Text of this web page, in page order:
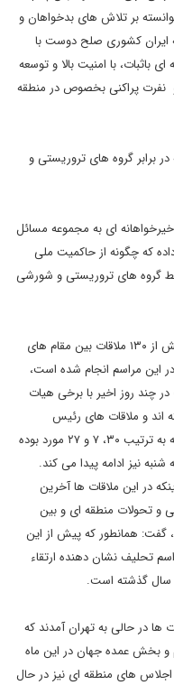
بر تلاش های بدخواهان و
ایران کشوری صلح دوست با
با امنیت بالا و توسعه
نفرت پراکنی بخصوص در منطقه
برابر گروه های تروریستی و
ای به مجموعه مسائل
که چگونه از حاکمیت ملی
گروه های تروریستی و شورشی
وی با بیان اینکه تاکنون در طی این چند روز بیش از ۱۳۰ ملاقات بین مقام های
این مراسم انجام شده است،
رئیس جمهور حدود ۲۳ ملاقات در چند روز اخیر با برخی هیات
اند و ملاقات های رئیس
مجلس، معاون اول رئیس جمهور و وزیر خارجه به ترتیب ۳۰، ۷ و ۲۷ مورد بوده
نیز ادامه پیدا می کند.
در این ملاقات ها آخرین
و تحولات منطقه ای و بین
گفت: همانطور که پیش از این
تحلیف نشان دهنده ارتقاء
سال گذشته است.
ها در حالی به تهران آمدند که
و بخش عمده جهان در این ماه
های منطقه ای نیز در حال